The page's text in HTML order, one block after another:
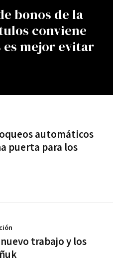
bonos de la
conviene
mejor evitar
automáticos
puerta para los
trabajo y los